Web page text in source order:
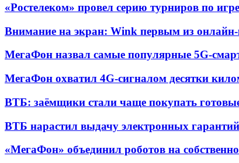
«Ростелеком» провел серию турниров по
Внимание на экран: Wink первым из онлайн-
МегаФон назвал самые популярные 5G-
МегаФон охватил 4G-сигналом десятки
ВТБ: заёмщики стали чаще покупать
ВТБ нарастил выдачу электронных
«МегаФон» объединил роботов на